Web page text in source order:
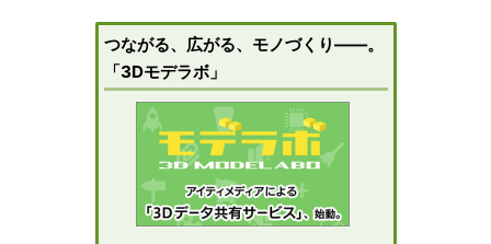
つながる、広がる、モノづくり――。
「3Dモデラボ」